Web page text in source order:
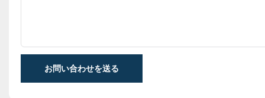
お問い合わせを送る